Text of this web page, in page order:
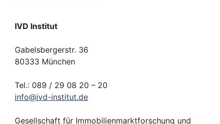
IVD Institut
Gabelsbergerstr. 36
80333 München
Tel.: 089 / 29 08 20 – 20
info@ivd-institut.de
Gesellschaft für Immobilienmarktforschung und